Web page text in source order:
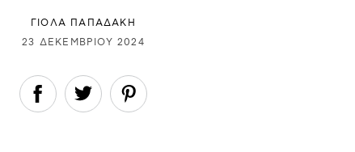
ΓΙΌΛΑ ΠΑΠΑΔΆΚΗ
23 ΔΕΚΕΜΒΡΊΟΥ 2024